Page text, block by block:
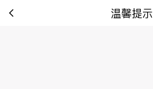
温馨提示